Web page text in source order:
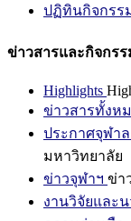
ปฏิทินกิจกรร
ข่าวสารและกิจกรร
Highlights
ข่าวสารทั้งห
ประกาศจุฬา
มหาวิทยาลัย
ข่าวจุฬาฯ ข่า
งานวิจัยและ